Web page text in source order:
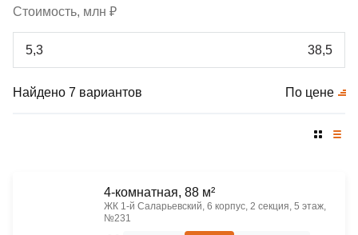
Стоимость, млн ₽
Найдено 7 вариантов По цене
4-комнатная, 88 м²
ЖК 1‑й Саларьевский, 6 корпус, 2 секция, 5 этаж,
№231